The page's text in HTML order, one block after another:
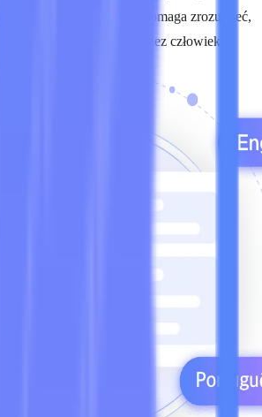
przez AI fragmenty i pomaga zrozumieć,
weryfikacji przez człowieka.